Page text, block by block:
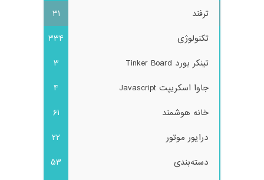
ترفند
31
تکنولوژی
334
تینکر بورد Tinker Board
3
جاوا اسکریپت Javascript
4
خانه هوشمند
61
درایور موتور
22
دسته‌بندی
53